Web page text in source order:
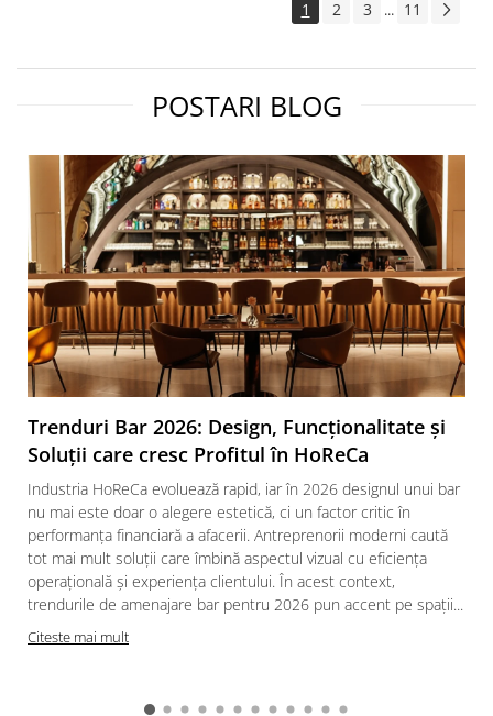
1 2 3 ... 11
POSTARI BLOG
Trenduri Bar 2026: Design, Funcționalitate și
Soluții care cresc Profitul în HoReCa
Industria HoReCa evoluează rapid, iar în 2026 designul unui bar
nu mai este doar o alegere estetică, ci un factor critic în
performanța financiară a afacerii. Antreprenorii moderni caută
tot mai mult soluții care îmbină aspectul vizual cu eficiența
operațională și experiența clientului. În acest context,
trendurile de amenajare bar pentru 2026 pun accent pe spații...
Citeste mai mult